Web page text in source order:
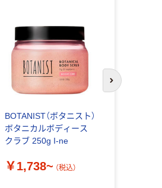
BOTANIST（ボタニスト）
ボタニカルボディース
クラブ 250g I-ne
￥1,738~ （税込）
次のスライド